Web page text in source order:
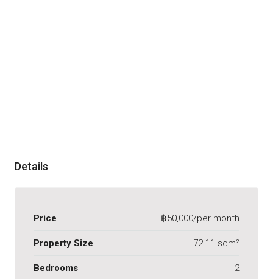
Details
Price ฿50,000/per month
Property Size 72.11 sqm²
Bedrooms 2